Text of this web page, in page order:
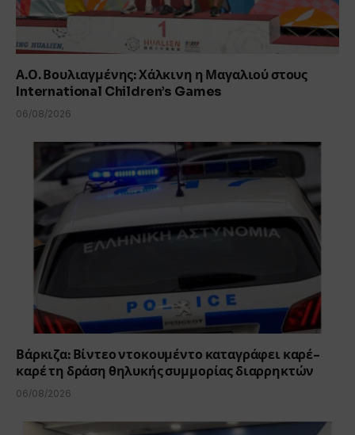
Α.Ο. Βουλιαγμένης: Χάλκινη η Μαγαλιού στους
International Children’s Games
06/08/2026
Βάρκιζα: Βίντεο ντοκουμέντο καταγράφει καρέ-
καρέ τη δράση θηλυκής συμμορίας διαρρηκτών
06/08/2026